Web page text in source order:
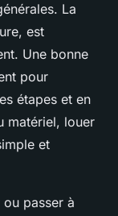
La
est
Une bonne
pour
étapes et en
matériel, louer
et
passer à